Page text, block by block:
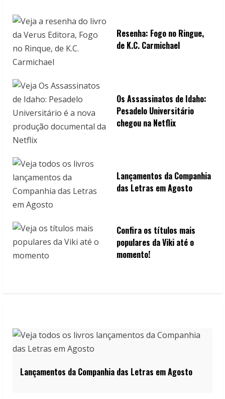
Resenha: Fogo no Ringue,
de K.C. Carmichael
Os Assassinatos de Idaho:
Pesadelo Universitário
chegou na Netflix
Lançamentos da Companhia
das Letras em Agosto
Confira os títulos mais
populares da Viki até o
momento!
Lançamentos da Companhia das Letras em Agosto